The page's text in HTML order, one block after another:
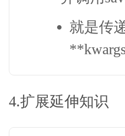
就是传
4.扩展延伸知识